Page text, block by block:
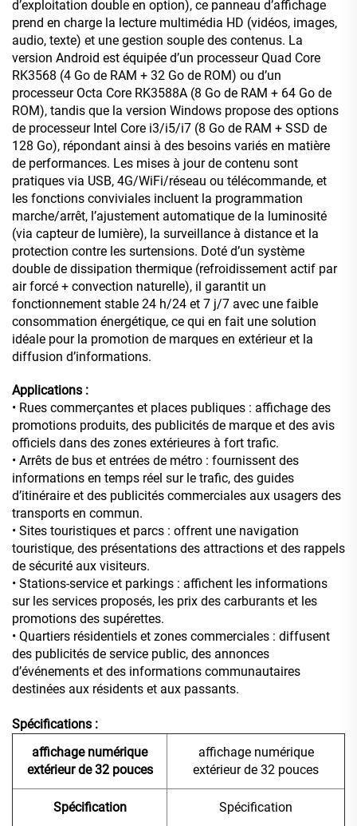
d’exploitation double en option), ce panneau d’affichage
prend en charge la lecture multimédia HD (vidéos, images,
audio, texte) et une gestion souple des contenus. La
version Android est équipée d’un processeur Quad Core
RK3568 (4 Go de RAM + 32 Go de ROM) ou d’un
processeur Octa Core RK3588A (8 Go de RAM + 64 Go de
ROM), tandis que la version Windows propose des options
de processeur Intel Core i3/i5/i7 (8 Go de RAM + SSD de
128 Go), répondant ainsi à des besoins variés en matière
de performances. Les mises à jour de contenu sont
pratiques via USB, 4G/WiFi/réseau ou télécommande, et
les fonctions conviviales incluent la programmation
marche/arrêt, l’ajustement automatique de la luminosité
(via capteur de lumière), la surveillance à distance et la
protection contre les surtensions. Doté d’un système
double de dissipation thermique (refroidissement actif par
air forcé + convection naturelle), il garantit un
fonctionnement stable 24 h/24 et 7 j/7 avec une faible
consommation énergétique, ce qui en fait une solution
idéale pour la promotion de marques en extérieur et la
diffusion d’informations.
Applications :
• Rues commerçantes et places publiques : affichage des
promotions produits, des publicités de marque et des avis
officiels dans des zones extérieures à fort trafic.
• Arrêts de bus et entrées de métro : fournissent des
informations en temps réel sur le trafic, des guides
d’itinéraire et des publicités commerciales aux usagers des
transports en commun.
• Sites touristiques et parcs : offrent une navigation
touristique, des présentations des attractions et des rappels
de sécurité aux visiteurs.
• Stations-service et parkings : affichent les informations
sur les services proposés, les prix des carburants et les
promotions des supérettes.
• Quartiers résidentiels et zones commerciales : diffusent
des publicités de service public, des annonces
d’événements et des informations communautaires
destinées aux résidents et aux passants.
Spécifications :
affichage numérique
extérieur de 32 pouces
affichage numérique
extérieur de 32 pouces
Spécification Spécification